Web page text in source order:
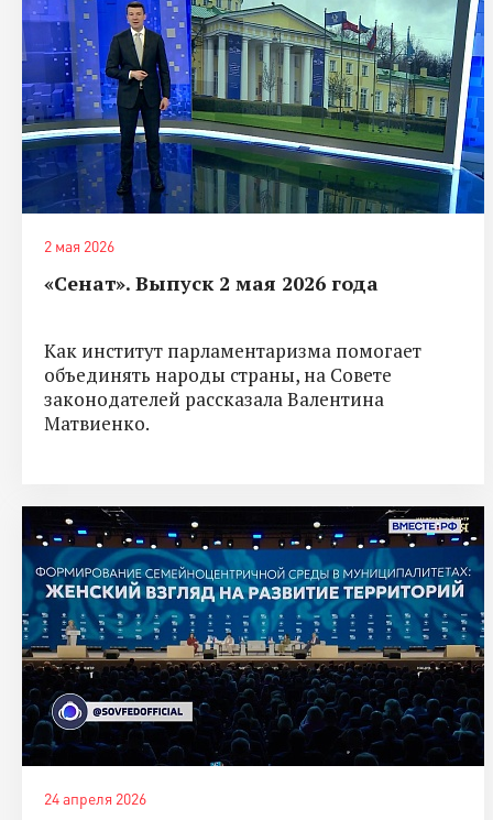
2 мая 2026
«Сенат». Выпуск 2 мая 2026 года
Как институт парламентаризма помогает
объединять народы страны, на Совете
законодателей рассказала Валентина
Матвиенко.
24 апреля 2026